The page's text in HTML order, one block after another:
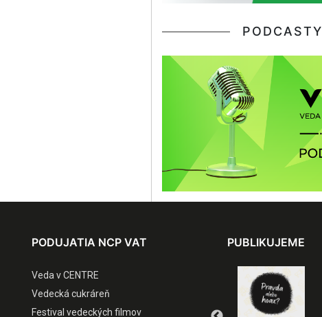
PODCASTY
PODUJATIA NCP VAT
Veda v CENTRE
Vedecká cukráreň
Festival vedeckých filmov
PUBLIKUJEME